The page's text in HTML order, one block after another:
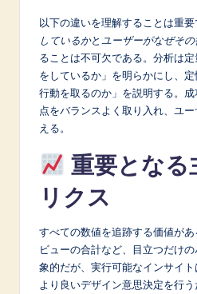
以下の違いを理解することは重要
しているかと ユーザーがなぜそ
ることは不可欠である。分析は
をしているか」を明らかにし、
行動を取るのか」を説明する。
点をバランスよく取り入れ、ユ
える。
重要となる
リクス
すべての数値を追跡する価値が
ビューの合計など、目立つだけ
象的だが、実行可能なインサイト
より良いデザイン意思決定を行